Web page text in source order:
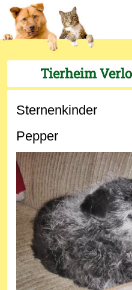
Tierheim
Sternenkinder
Pepper